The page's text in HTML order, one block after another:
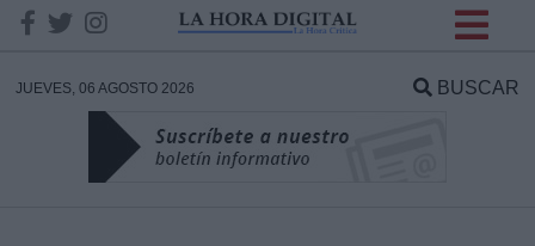
JUEVES, 06 AGOSTO 2026 BUSCAR
DATOS
Responsable: